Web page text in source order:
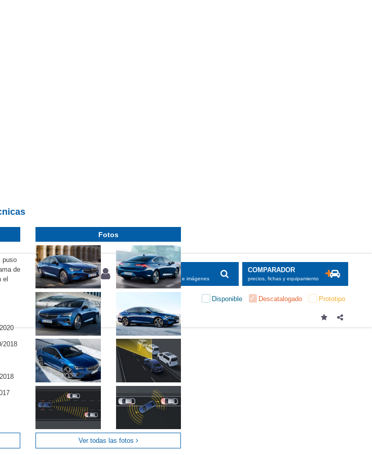
BUSCADOR
informaciones, fichas e imágenes
COMPARADOR
precios, fichas y equipamiento
Disponible Descatalogado Prototipo
puso
de
el
2018
Fotos
Ver todas las fotos